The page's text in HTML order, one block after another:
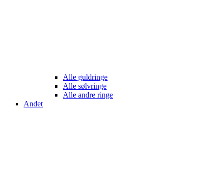
Alle guldringe
Alle sølvringe
Alle andre ringe
Andet